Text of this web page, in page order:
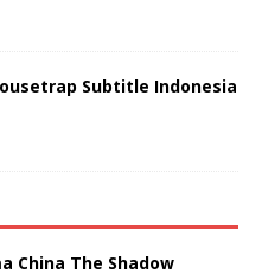
Subtitle Indonesia
China The Shadow